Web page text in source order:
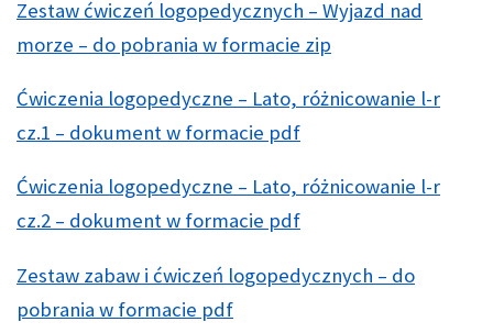
Zestaw ćwiczeń logopedycznych – Wyjazd nad
morze – do pobrania w formacie zip
Ćwiczenia logopedyczne – Lato, różnicowanie l-r
cz.1 – dokument w formacie pdf
Ćwiczenia logopedyczne – Lato, różnicowanie l-r
cz.2 – dokument w formacie pdf
Zestaw zabaw i ćwiczeń logopedycznych – do
pobrania w formacie pdf